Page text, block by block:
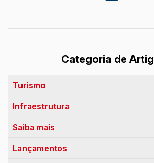
Categoria de
Turismo
Infraestrutura
Saiba mais
Lançamentos